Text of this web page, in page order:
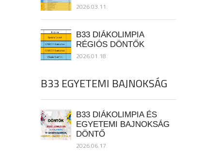
2026.03.11.
B33 DIÁKOLIMPIA
RÉGIÓS DÖNTŐK
2026.01.18.
B33 EGYETEMI BAJNOKSÁG
B33 DIÁKOLIMPIA ÉS
EGYETEMI BAJNOKSÁG
DÖNTŐ
2026.06.17.